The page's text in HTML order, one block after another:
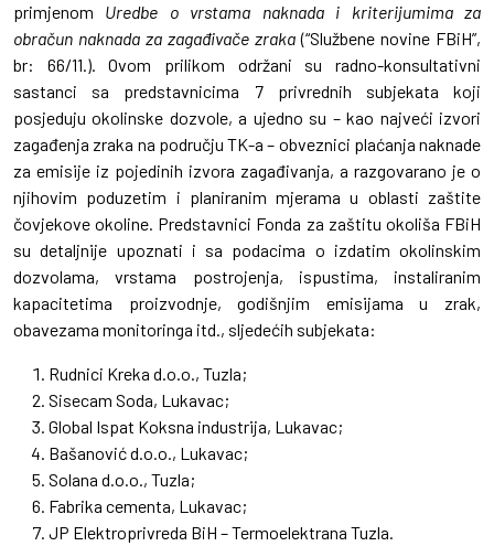
primjenom Uredbe o vrstama naknada i kriterijumima za
obračun naknada za zagađivače zraka (“Službene novine FBiH”,
br: 66/11.). Ovom prilikom održani su radno-konsultativni
sastanci sa predstavnicima 7 privrednih subjekata koji
posjeduju okolinske dozvole, a ujedno su – kao najveći izvori
zagađenja zraka na području TK-a – obveznici plaćanja naknade
za emisije iz pojedinih izvora zagađivanja, a razgovarano je o
njihovim poduzetim i planiranim mjerama u oblasti zaštite
čovjekove okoline. Predstavnici Fonda za zaštitu okoliša FBiH
su detaljnije upoznati i sa podacima o izdatim okolinskim
dozvolama, vrstama postrojenja, ispustima, instaliranim
kapacitetima proizvodnje, godišnjim emisijama u zrak,
obavezama monitoringa itd., sljedećih subjekata:
Rudnici Kreka d.o.o., Tuzla;
Sisecam Soda, Lukavac;
Global Ispat Koksna industrija, Lukavac;
Bašanović d.o.o., Lukavac;
Solana d.o.o., Tuzla;
Fabrika cementa, Lukavac;
JP Elektroprivreda BiH – Termoelektrana Tuzla.